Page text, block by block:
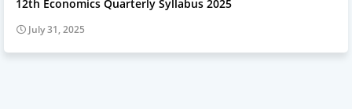
12th Economics Quarterly Syllabus 2025
July 31, 2025